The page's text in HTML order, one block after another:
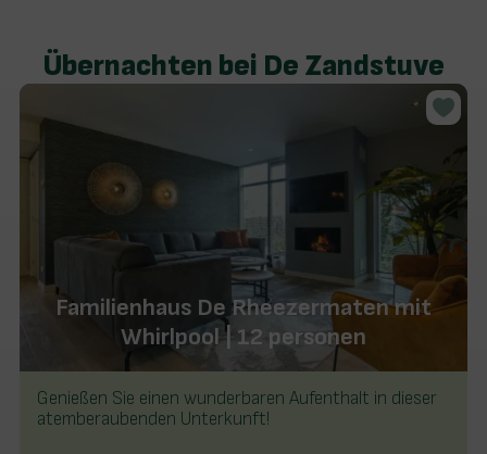
Übernachten bei De Zandstuve
Familienhaus De Rheezermaten mit
Whirlpool | 12 personen
Genießen Sie einen wunderbaren Aufenthalt in dieser
atemberaubenden Unterkunft!